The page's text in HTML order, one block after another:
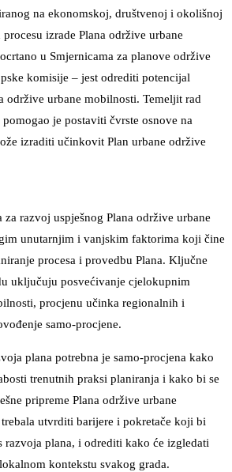
na ekonomskoj, društvenoj i okolišnoj
izrade Plana održive urbane
u Smjernicama za planove održive
komisije – jest odrediti potencijal
održive urbane mobilnosti. Temeljit rad
je postaviti čvrste osnove na
izraditi učinkovit Plan urbane održive
razvoj uspješnog Plana održive urbane
unutarnjim i vanjskim faktorima koji čine
procesa i provedbu Plana. Ključne
uključuju posvećivanje cjelokupnim
procjenu učinka regionalnih i
samo-procjene.
plana potrebna je samo-procjena kako
trenutnih praksi planiranja i kako bi se
pripreme Plana održive urbane
utvrditi barijere i pokretače koji bi
razvoja plana, i odrediti kako će izgledati
kontekstu svakog grada.